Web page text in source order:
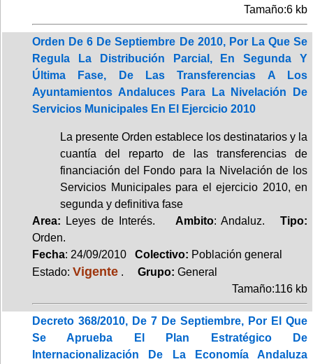
Tamaño:6 kb
Orden De 6 De Septiembre De 2010, Por La Que Se
Regula La Distribución Parcial, En Segunda Y
Última Fase, De Las Transferencias A Los
Ayuntamientos Andaluces Para La Nivelación De
Servicios Municipales En El Ejercicio 2010
La presente Orden establece los destinatarios y la
cuantía del reparto de las transferencias de
financiación del Fondo para la Nivelación de los
Servicios Municipales para el ejercicio 2010, en
segunda y definitiva fase
Area: Leyes de Interés. Ambito: Andaluz.Tipo:
Orden.
Fecha: 24/09/2010 Colectivo: Población general
Estado: Vigente . Grupo: General
Tamaño:116 kb
Decreto 368/2010, De 7 De Septiembre, Por El Que
Se Aprueba El Plan Estratégico De
Internacionalización De La Economía Andaluza